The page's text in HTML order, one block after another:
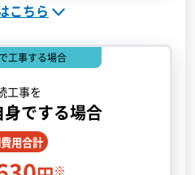
こちら
工事する場合
工事を
でする場合
用合計
※